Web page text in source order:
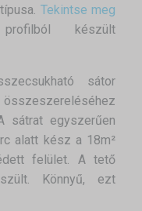
Tekintse meg
készült
sátor
összeszereléséhez
sátrat egyszerűen
alatt kész a 18m²
felület. A tető
Könnyű, ezt